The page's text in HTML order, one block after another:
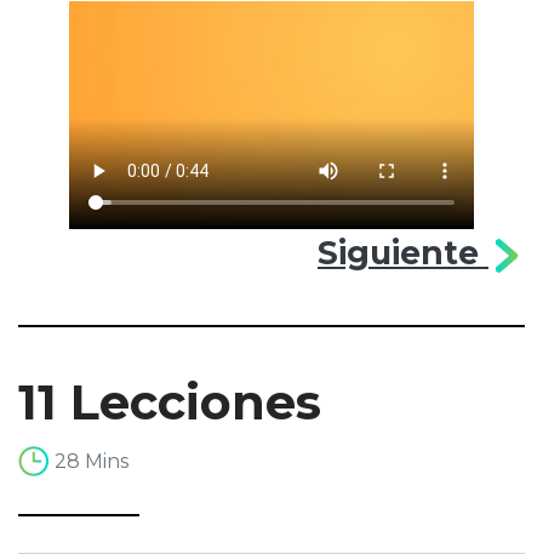
Siguiente
11 Lecciones
28 Mins